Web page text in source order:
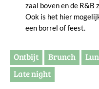
zaal boven en de R&B
Ook is het hier
een borrel of feest.
Ontbijt Brunch
Late night